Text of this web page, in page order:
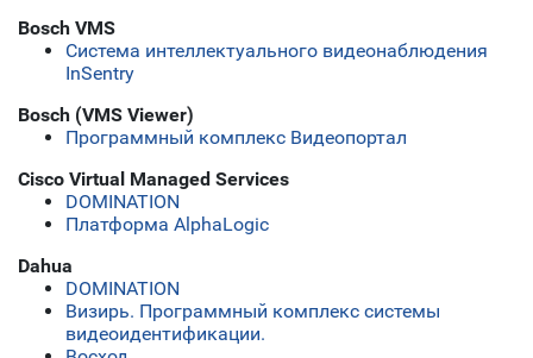
Bosch VMS
Система интеллектуального видеонаблюдения
InSentry
Bosch (VMS Viewer)
Программный комплекс Видеопортал
Cisco Virtual Managed Services
DOMINATION
Платформа AlphaLogic
Dahua
DOMINATION
Визирь. Программный комплекс системы
видеоидентификации.